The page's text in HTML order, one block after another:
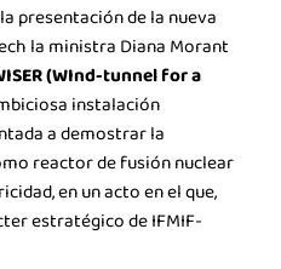
presentación de la nueva
la ministra Diana Morant
(WInd-tunnel for a
instalación
a demostrar la
reactor de fusión nuclear
en un acto en el que,
estratégico de IFMIF-